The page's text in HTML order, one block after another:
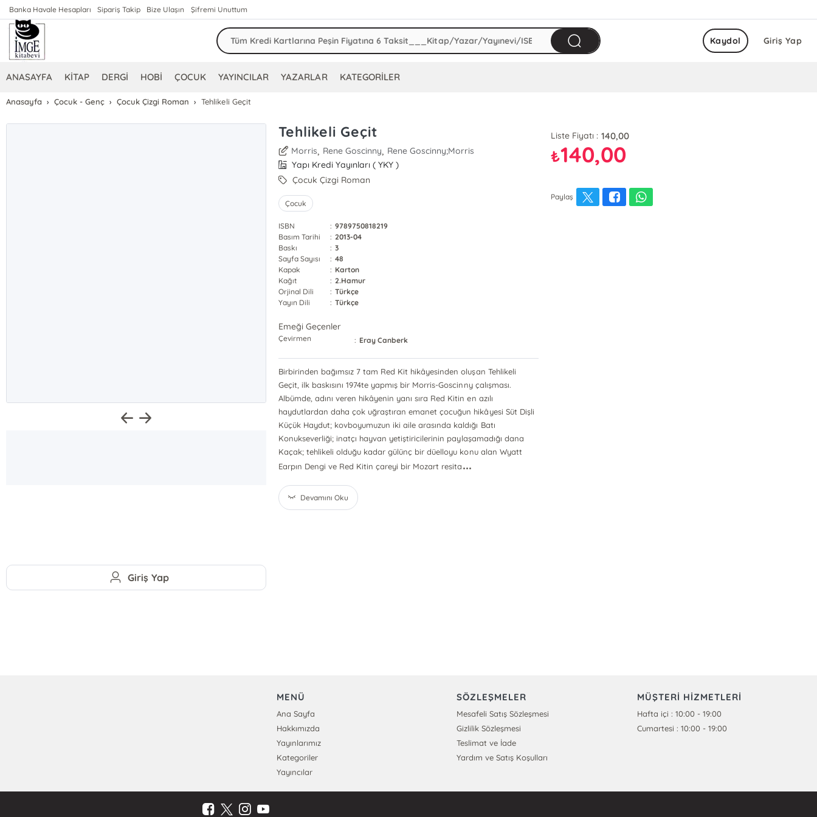
Banka Havale Hesapları Sipariş Takip Bize Ulaşın Şifremi Unuttum
Giriş Yap
Kaydol
ANASAYFA KİTAP DERGİ HOBİ ÇOCUK YAYINCILAR YAZARLAR KATEGORİLER
Anasayfa Çocuk - Genç Çocuk Çizgi Roman Tehlikeli Geçit
Tehlikeli Geçit
Morris, Rene Goscinny, Rene Goscinny;Morris
Yapı Kredi Yayınları ( YKY )
Çocuk Çizgi Roman
Çocuk
ISBN : 9789750818219
Basım Tarihi
: 2013-04
Baskı
: 3
Sayfa Sayısı
: 48
Kapak
: Karton
Kağıt
: 2.Hamur
Orjinal Dili
: Türkçe
Yayın Dili
: Türkçe
Emeği Geçenler
Çevirmen : Eray Canberk
Birbirinden bağımsız 7 tam Red Kit hikâyesinden oluşan Tehlikeli
Geçit, ilk baskısını 1974te yapmış bir Morris-Goscinny çalışması.
Albümde, adını veren hikâyenin yanı sıra Red Kitin en azılı
haydutlardan daha çok uğraştıran emanet çocuğun hikâyesi Süt Dişli
Küçük Haydut; kovboyumuzun iki aile arasında kaldığı Batı
Konukseverliği; inatçı hayvan yetiştiricilerinin paylaşamadığı dana
Kaçak; tehlikeli olduğu kadar gülünç bir düelloyu konu alan Wyatt
Earpın Dengi ve Red Kitin çareyi bir Mozart resita...
Devamını Oku
Liste Fiyatı : 140,00
₺140,00
Paylaş
Giriş Yap
MENÜ
Ana Sayfa
Hakkımızda
Yayınlarımız
Kategoriler
Yayıncılar
SÖZLEŞMELER
Mesafeli Satış Sözleşmesi
Gizlilik Sözleşmesi
Teslimat ve İade
Yardım ve Satış Koşulları
MÜŞTERİ HİZMETLERİ
Hafta içi : 10:00 - 19:00
Cumartesi : 10:00 - 19:00